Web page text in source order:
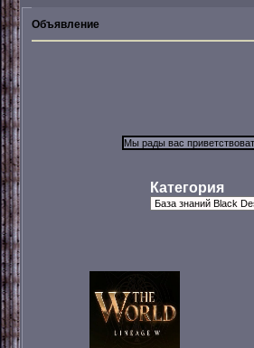
Объявление
Категория